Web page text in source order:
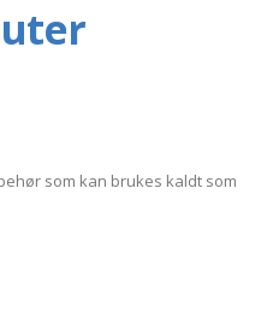
som kan brukes kaldt som